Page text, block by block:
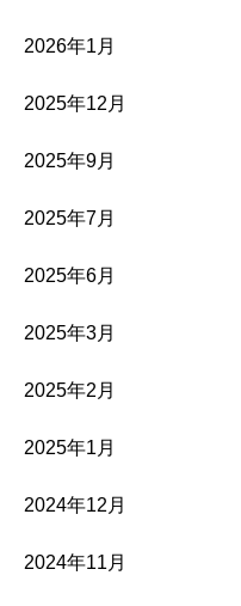
2026年1月
2025年12月
2025年9月
2025年7月
2025年6月
2025年3月
2025年2月
2025年1月
2024年12月
2024年11月